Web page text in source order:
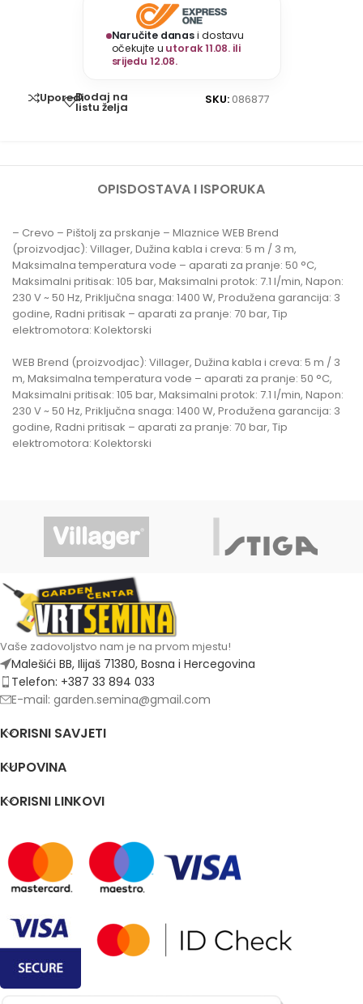
Naručite danasi dostavu
očekujte u utorak 11.08. ili
srijedu 12.08.
UporediDodaj na
listu želja
SKU: 086877
OPISDOSTAVA I ISPORUKA
– Crevo – Pištolj za prskanje – Mlaznice WEB Brend
(proizvodjac): Villager, Dužina kabla i creva: 5 m / 3 m,
Maksimalna temperatura vode – aparati za pranje: 50 °C,
Maksimalni pritisak: 105 bar, Maksimalni protok: 7.1 l/min, Napon:
230 V ~ 50 Hz, Priključna snaga: 1400 W, Produžena garancija: 3
godine, Radni pritisak – aparati za pranje: 70 bar, Tip
elektromotora: Kolektorski
WEB Brend (proizvodjac): Villager, Dužina kabla i creva: 5 m / 3
m, Maksimalna temperatura vode – aparati za pranje: 50 °C,
Maksimalni pritisak: 105 bar, Maksimalni protok: 7.1 l/min, Napon:
230 V ~ 50 Hz, Priključna snaga: 1400 W, Produžena garancija: 3
godine, Radni pritisak – aparati za pranje: 70 bar, Tip
elektromotora: Kolektorski
Vaše zadovoljstvo nam je na prvom mjestu!
Malešići BB, Ilijaš 71380, Bosna i Hercegovina
Telefon: +387 33 894 033
E-mail: garden.semina@gmail.com
KORISNI SAVJETI
KUPOVINA
KORISNI LINKOVI